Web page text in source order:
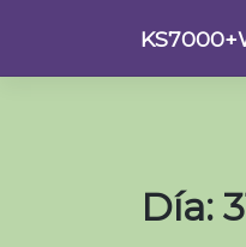
contenido
Día: